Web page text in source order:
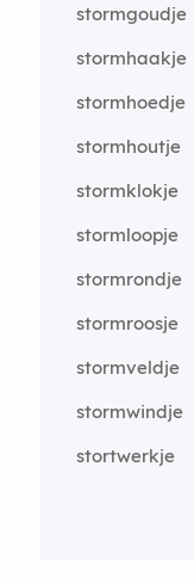
stormgoudje
stormhaakje
stormhoedje
stormhoutje
stormklokje
stormloopje
stormrondje
stormroosje
stormveldje
stormwindje
stortwerkje